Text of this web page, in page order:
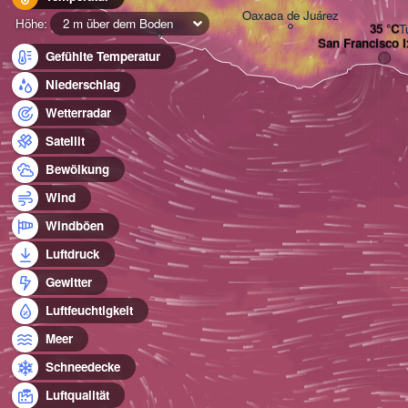
Höhe:
2 m über dem Boden
Gefühlte Temperatur
Niederschlag
Wetterradar
Satellit
Bewölkung
Wind
Windböen
Luftdruck
Gewitter
Luftfeuchtigkeit
Meer
Schneedecke
Luftqualität
Acapulco Oaxaca de Juárez
San Francisco